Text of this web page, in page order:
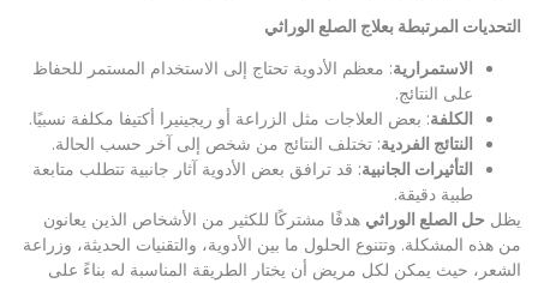
التحديات المرتبطة بعلاج الصلع الوراثي
الاستمرارية: معظم الأدوية تحتاج إلى الاستخدام المستمر للحفاظ
على النتائج.
الكلفة: بعض العلاجات مثل الزراعة أو ريجينيرا أكتيفا مكلفة نسبيًا.
النتائج الفردية: تختلف النتائج من شخص إلى آخر حسب الحالة.
التأثيرات الجانبية: قد ترافق بعض الأدوية آثار جانبية تتطلب متابعة
طبية دقيقة.
يظل حل الصلع الوراثي هدفًا مشتركًا للكثير من الأشخاص الذين يعانون
من هذه المشكلة. وتتنوع الحلول ما بين الأدوية، والتقنيات الحديثة، وزراعة
الشعر، حيث يمكن لكل مريض أن يختار الطريقة المناسبة له بناءً على